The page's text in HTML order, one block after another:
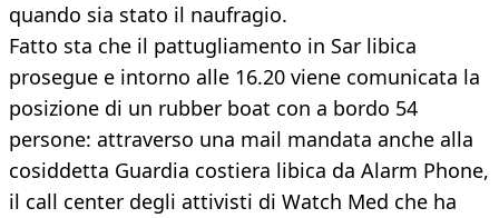
quando sia stato il naufragio.
Fatto sta che il pattugliamento in Sar libica
prosegue e intorno alle 16.20 viene comunicata la
posizione di un rubber boat con a bordo 54
persone: attraverso una mail mandata anche alla
cosiddetta Guardia costiera libica da Alarm Phone,
il call center degli attivisti di Watch Med che ha